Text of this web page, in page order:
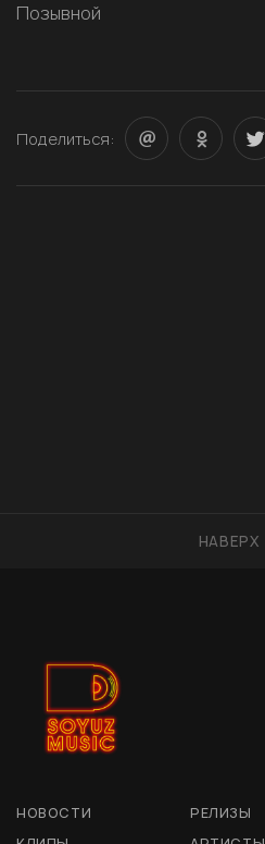
Позывной
Поделиться:
НАВЕРХ
НОВОСТИ
РЕЛИЗЫ